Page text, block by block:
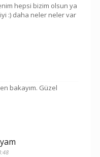
hepsi bizim olsun ya
:) daha neler neler var
bakayım. Güzel